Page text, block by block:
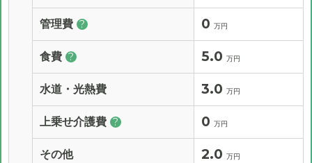
管理費 ? 0 万円
食費 ? 5.0 万円
水道・光熱費 3.0 万円
上乗せ介護費 ? 0 万円
その他 2.0 万円